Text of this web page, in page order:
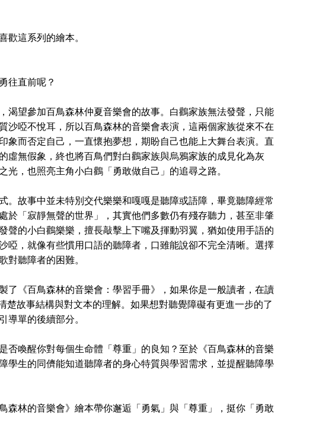
這系列的繪本。
往直前呢？
望參加百鳥森林仲夏音樂會的故事。白鸛家族無法發聲，只能
啞不悅耳，所以百鳥森林的音樂會表演，這兩個家族從來不在
象而否定自己，一直懷抱夢想，期盼自己也能上大舞台表演。直
虛無假象，終也將百鳥們對白鸛家族與烏鴉家族的成見化為灰
，也照亮主角小白鸛「勇敢做自己」的追尋之路。
故事中並未特別交代樂樂和嘎嘎是聽障或語障，畢竟聽障經常
於「寂靜無聲的世界」，其實他們多數仍有殘存聽力，甚至非肇
聲的小白鸛樂樂，擅長敲擊上下嘴及揮動羽翼，猶如使用手語的
啞，就像有些慣用口語的聽障者，口雖能說卻不完全清晰。選擇
對聽障者的困難。
《百鳥森林的音樂會：學習手冊》，如果你是一般讀者，在讀
故事結構與對文本的理解。如果想對聽覺障礙有更進一步的了
導單的後續部分。
喚醒你對每個生命體「尊重」的良知？至於《百鳥森林的音樂
學生的同儕能知道聽障者的身心特質與學習需求，並提醒聽障學
林的音樂會》繪本帶你邂逅「勇氣」與「尊重」，挺你「勇敢